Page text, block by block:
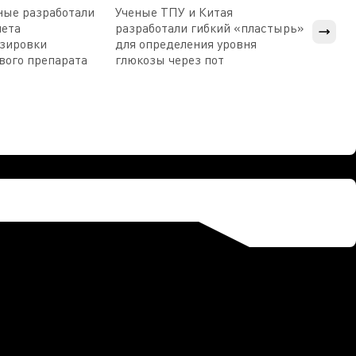
разработали
препарата
Ученые ТПУ и Китая
разработали гибкий «пластырь»
для определения уровня
глюкозы через пот